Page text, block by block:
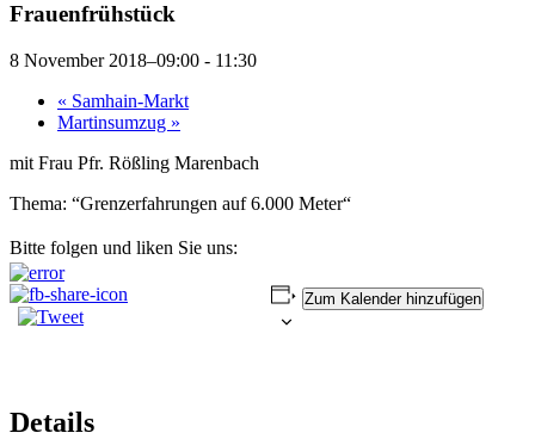
Frauenfrühstück
8 November 2018–09:00 - 11:30
« Samhain-Markt
Martinsumzug »
mit Frau Pfr. Rößling Marenbach
Thema: “Grenzerfahrungen auf 6.000 Meter“
Bitte folgen und liken Sie uns:
Zum Kalender hinzufügen
Details